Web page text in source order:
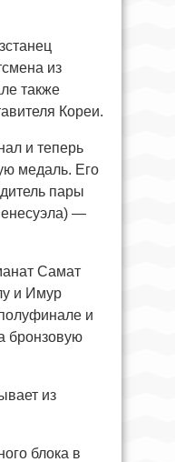
из
также
Кореи.
и теперь
медаль. Его
пары
—
Самат
и Имур
и
бронзовую
из
блока в